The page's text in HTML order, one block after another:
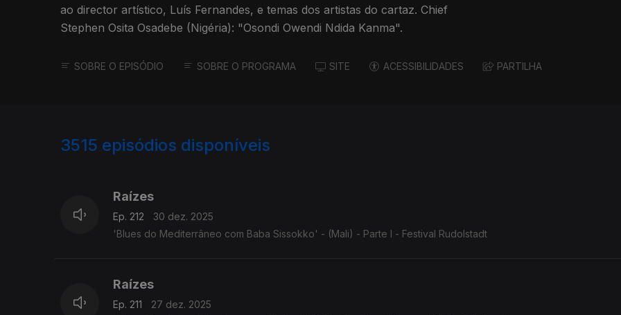
ao director artístico, Luís Fernandes, e temas dos artistas do cartaz. Chief
Stephen Osita Osadebe (Nigéria): "Osondi Owendi Ndida Kanma".
SOBRE O EPISÓDIO SOBRE O PROGRAMA SITE ACESSIBILIDADES PARTILHA
3515 episódios disponíveis
Raízes
Ep. 212
30 dez. 2025
'Blues do Mediterrâneo com Baba Sissokko' - (Mali) - Parte I - Festival Rudolstadt
Raízes
Ep. 211
27 dez. 2025